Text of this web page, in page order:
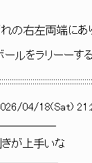
右左両端にあ
ーーするテニ
04/18(Sat)
￣￣￣
上手いな